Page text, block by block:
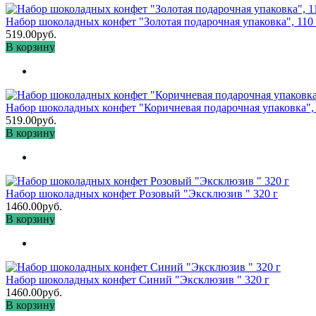
Набор шоколадных конфет "Золотая подарочная упаковка", 110
519.00руб.
В корзину
Набор шоколадных конфет "Коричневая подарочная упаковка",
519.00руб.
В корзину
Набор шоколадных конфет Розовый "Эксклюзив " 320 г
1460.00руб.
В корзину
Набор шоколадных конфет Синий "Эксклюзив " 320 г
1460.00руб.
В корзину